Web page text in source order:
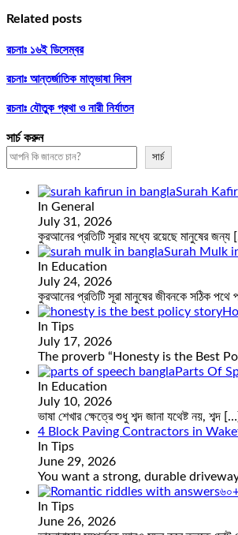
Related posts
রচনাঃ ১৬ই ডিসেম্বর
রচনাঃ আন্তর্জাতিক মাতৃভাষা দিবস
রচনাঃ যৌতুক প্রথা ও নারী নির্যাতন
সার্চ করুন
সার্চ
Surah
In General
July 31, 2026
কুরআনের প্রতিটি সূরার মধ্যে রয়েছে মানুষের জন্য
Surah Mulk in
In Education
July 24, 2026
কুরআনের প্রতিটি সূরা মানুষের জীবনকে সঠিক পথে
In Tips
July 17, 2026
The proverb “Honesty is the Best
Parts Of
In Education
July 10, 2026
ভাষা শেখার ক্ষেত্রে শুধু শব্দ জানা যথেষ্ট নয়, শব্দ […]
4 Block Paving Contractors in
In Tips
June 29, 2026
You want a strong, durable
৬০+
In Tips
June 26, 2026